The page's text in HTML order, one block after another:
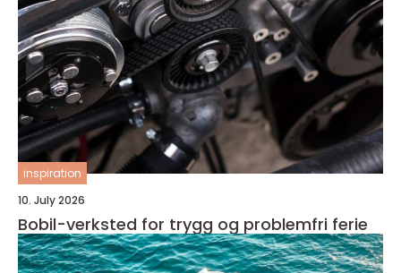
inspiration
10. July 2026
Bobil-verksted for trygg og problemfri ferie